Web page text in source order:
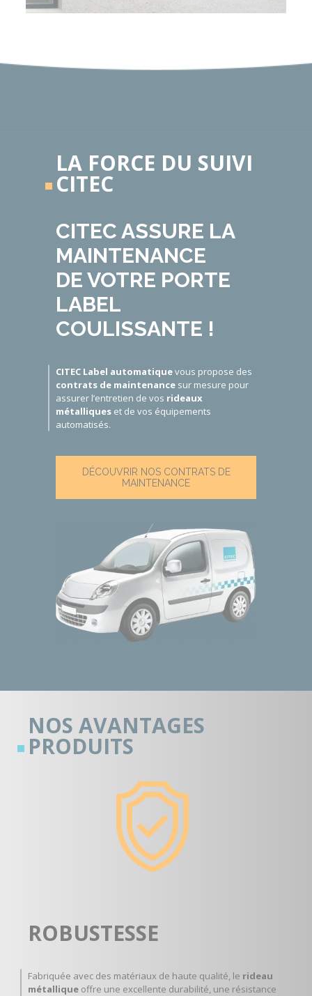
LA FORCE DU SUIVI
CITEC
CITEC ASSURE LA
MAINTENANCE
DE VOTRE PORTE
LABEL
COULISSANTE !
CITEC Label automatiquevous propose des
contrats de maintenance sur mesure pour
assurer l’entretien de vos rideaux
métalliques et de vos équipements
automatisés.
DÉCOUVRIR NOS CONTRATS DE
MAINTENANCE
NOS AVANTAGES
PRODUITS
ROBUSTESSE
Fabriquée avec des matériaux de haute qualité, le rideau
métallique offre une excellente durabilité, une résistance